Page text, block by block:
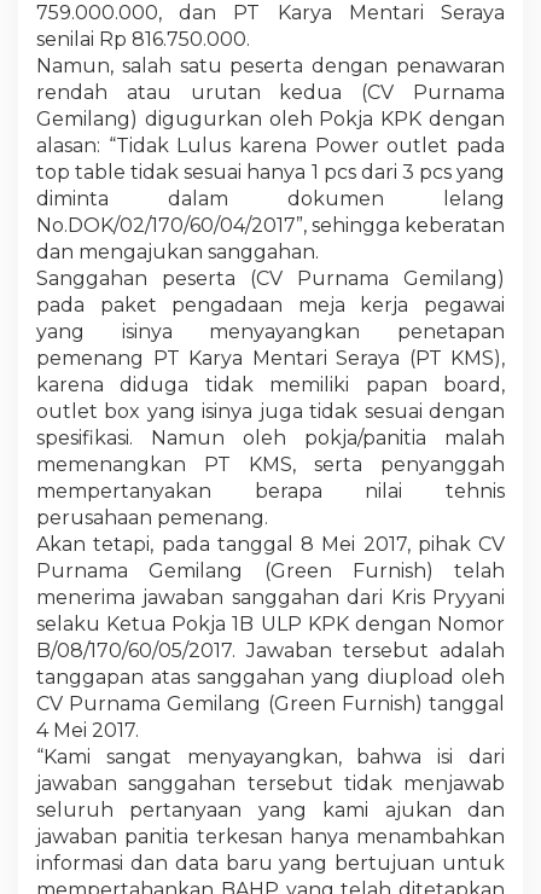
759.000.000, dan PT Karya Mentari Seraya
senilai Rp 816.750.000.
Namun, salah satu peserta dengan penawaran
rendah atau urutan kedua (CV Purnama
Gemilang) digugurkan oleh Pokja KPK dengan
alasan: “Tidak Lulus karena Power outlet pada
top table tidak sesuai hanya 1 pcs dari 3 pcs yang
diminta dalam dokumen lelang
No.DOK/02/170/60/04/2017”, sehingga keberatan
dan mengajukan sanggahan.
Sanggahan peserta (CV Purnama Gemilang)
pada paket pengadaan meja kerja pegawai
yang isinya menyayangkan penetapan
pemenang PT Karya Mentari Seraya (PT KMS),
karena diduga tidak memiliki papan board,
outlet box yang isinya juga tidak sesuai dengan
spesifikasi. Namun oleh pokja/panitia malah
memenangkan PT KMS, serta penyanggah
mempertanyakan berapa nilai tehnis
perusahaan pemenang.
Akan tetapi, pada tanggal 8 Mei 2017, pihak CV
Purnama Gemilang (Green Furnish) telah
menerima jawaban sanggahan dari Kris Pryyani
selaku Ketua Pokja 1B ULP KPK dengan Nomor
B/08/170/60/05/2017. Jawaban tersebut adalah
tanggapan atas sanggahan yang diupload oleh
CV Purnama Gemilang (Green Furnish) tanggal
4 Mei 2017.
“Kami sangat menyayangkan, bahwa isi dari
jawaban sanggahan tersebut tidak menjawab
seluruh pertanyaan yang kami ajukan dan
jawaban panitia terkesan hanya menambahkan
informasi dan data baru yang bertujuan untuk